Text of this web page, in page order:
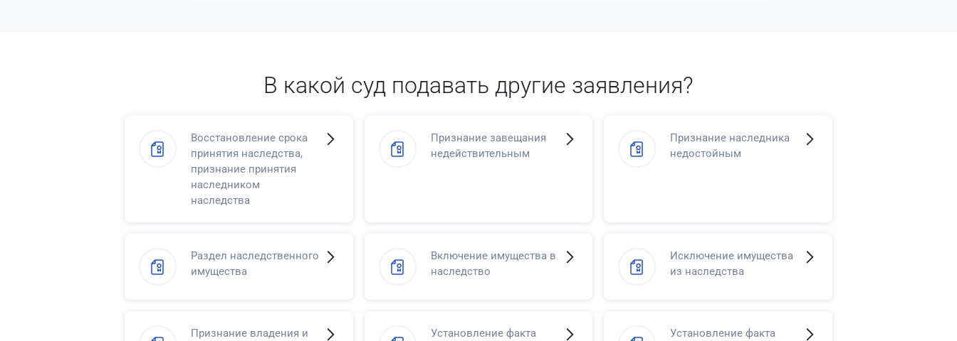
В какой суд подавать другие заявления?
Восстановление срока
принятия наследства,
признание принятия
наследником
наследства
Признание завещания
недействительным
Признание наследника
недостойным
Раздел наследственного
имущества
Включение имущества в
наследство
Исключение имущества
из наследства
Признание владения и
Установление факта
Установление факта